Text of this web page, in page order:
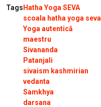
Tags Hatha Yoga SEVA
scoala hatha yoga seva
Yoga autentică
maestru
Sivananda
Patanjali
sivaism kashmirian
vedanta
Samkhya
darsana